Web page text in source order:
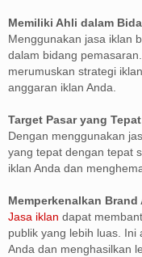
Memiliki Ahli dalam
Menggunakan jasa iklan
dalam bidang
merumuskan strategi
anggaran iklan Anda.
Target Pasar yang Tepat
Dengan menggunakan
yang tepat dengan tepat
iklan Anda dan
Memperkenalkan Brand
Jasa iklan dapat
publik yang lebih luas.
Anda dan menghasilkan